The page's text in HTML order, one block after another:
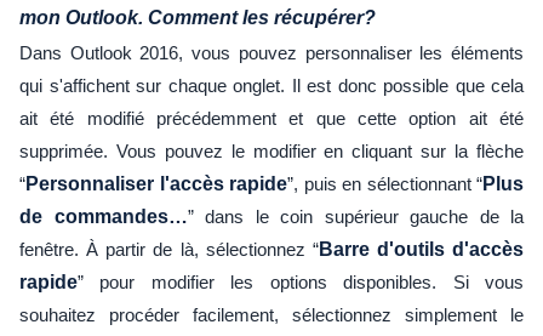
mon Outlook. Comment les récupérer?
Dans Outlook 2016, vous pouvez personnaliser les éléments
qui s'affichent sur chaque onglet. Il est donc possible que cela
ait été modifié précédemment et que cette option ait été
supprimée. Vous pouvez le modifier en cliquant sur la flèche
“Personnaliser l'accès rapide”, puis en sélectionnant “Plus
de commandes…” dans le coin supérieur gauche de la
fenêtre. À partir de là, sélectionnez “Barre d'outils d'accès
rapide” pour modifier les options disponibles. Si vous
souhaitez procéder facilement, sélectionnez simplement le